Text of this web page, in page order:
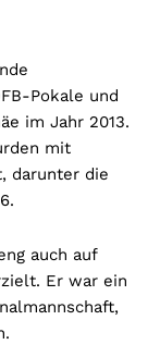
Pokale und
im Jahr 2013.
mit
darunter die
auch auf
Er war ein